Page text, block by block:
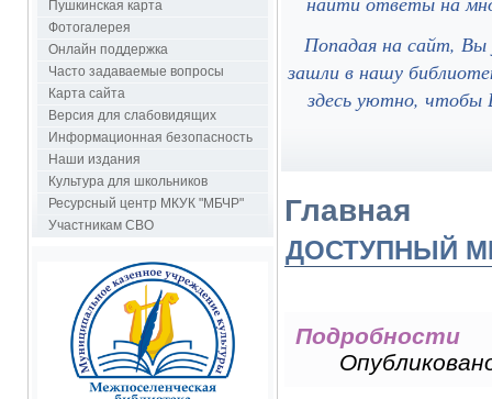
Пушкинская карта
Фотогалерея
Онлайн поддержка
Часто задаваемые вопросы
Карта сайта
Версия для слабовидящих
Информационная безопасность
Наши издания
Культура для школьников
Ресурсный центр МКУК "МБЧР"
Участникам СВО
Попадая на сайт,
зашли в нашу
здесь уютно, чтобы
Главная
ДОСТУПНЫЙ
Подробности